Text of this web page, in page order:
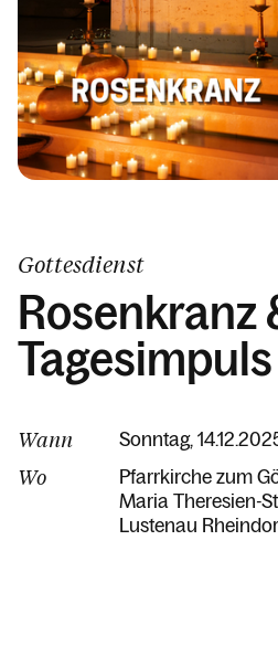
Kontakt
Gottesdienst
Rosenkranz
Tagesimpuls
Wann Sonntag,
Wo
Pfarrkirche zum
Maria Theresien-
Lustenau